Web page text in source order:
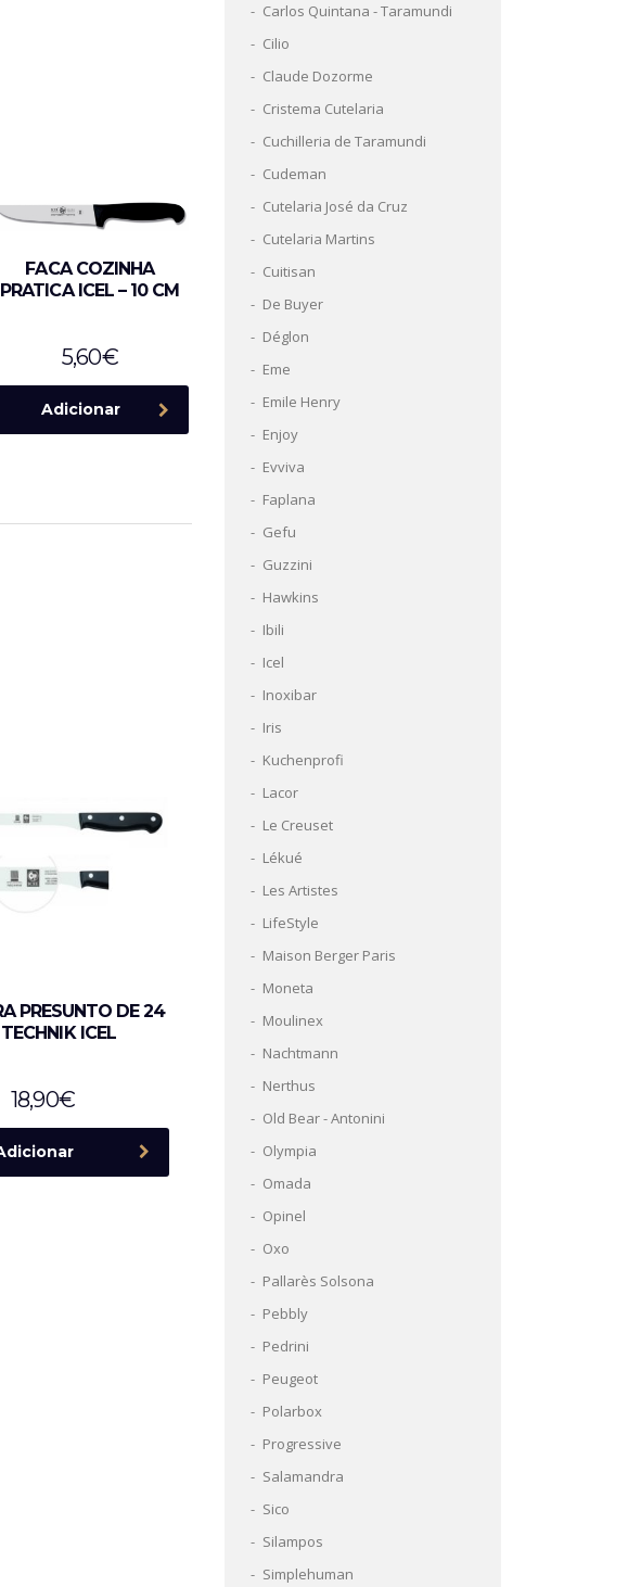
FACA COZINHA
PRATICA ICEL – 10 CM
5,60€
Adicionar
PRESUNTO DE 24
ICEL
18,90€
Carlos Quintana - Taramundi
Cilio
Claude Dozorme
Cristema Cutelaria
Cuchilleria de Taramundi
Cudeman
Cutelaria José da Cruz
Cutelaria Martins
Cuitisan
De Buyer
Déglon
Eme
Emile Henry
Enjoy
Evviva
Faplana
Gefu
Guzzini
Hawkins
Ibili
Icel
Inoxibar
Iris
Kuchenprofi
Lacor
Le Creuset
Lékué
Les Artistes
LifeStyle
Maison Berger Paris
Moneta
Moulinex
Nachtmann
Nerthus
Old Bear - Antonini
Olympia
Omada
Opinel
Oxo
Pallarès Solsona
Pebbly
Pedrini
Peugeot
Polarbox
Progressive
Salamandra
Sico
Silampos
Simplehuman